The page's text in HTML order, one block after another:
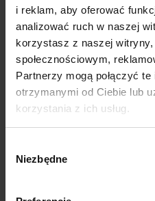
i reklam, aby oferować
analizować ruch w naszej
korzystasz z naszej
społecznościowym,
Partnerzy mogą połączyć
otrzymanymi od Ciebie lub
korzystania z ich usług.
zgody
Niezbędne
mieszkańców osiedla.
Każde nowe mieszkanie w
komórkę lokatorską – piwnicę o
Na osiedlu Sikorskiego występują
postojowymogólnodostępnymi
do mieszkań.
Skontaktujemy się z Tobą tak